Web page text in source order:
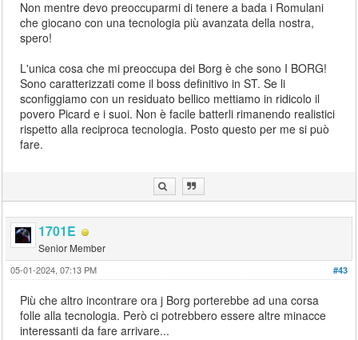
Non mentre devo preoccuparmi di tenere a bada i Romulani
che giocano con una tecnologia più avanzata della nostra,
spero!
L'unica cosa che mi preoccupa dei Borg è che sono I BORG!
Sono caratterizzati come il boss definitivo in ST. Se li
sconfiggiamo con un residuato bellico mettiamo in ridicolo il
povero Picard e i suoi. Non è facile batterli rimanendo realistici
rispetto alla reciproca tecnologia. Posto questo per me si può
fare.
1701E
Senior Member
#43
05-01-2024, 07:13 PM
Più che altro incontrare ora j Borg porterebbe ad una corsa
folle alla tecnologia. Però ci potrebbero essere altre minacce
interessanti da fare arrivare...